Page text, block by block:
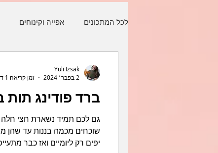
לכל המתכונים אפייה וקינוחים
ברד פודינג
גם לכם תמיד נשארת חצי
שוכחים מכמה בננות עד שהן
יפים רק ליומיים ואז כבר
Yuli Izsak
2 בפבר׳ 2024
זמן קריאה 1 דקות